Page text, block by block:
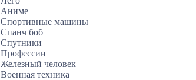
Аниме
Спортивные машины
Спанч боб
Спутники
Профессии
Железный человек
Военная техника